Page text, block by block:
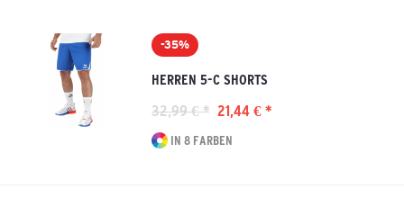
-35%
HERREN 5-C SHORTS
32,99 € * 21,44 € *
IN 8 FARBEN